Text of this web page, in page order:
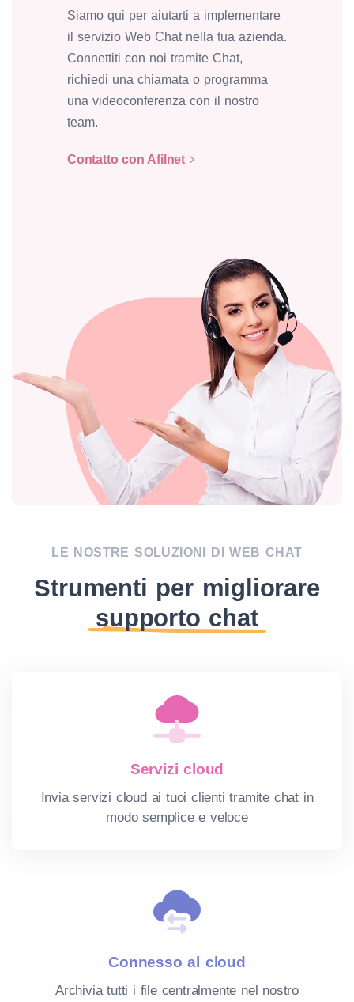
Siamo qui per aiutarti a implementare
il servizio Web Chat nella tua azienda.
Connettiti con noi tramite Chat,
richiedi una chiamata o programma
una videoconferenza con il nostro
team.
Contatto con Afilnet
LE NOSTRE SOLUZIONI DI WEB CHAT
Strumenti per migliorare
supporto chat
Servizi cloud
Invia servizi cloud ai tuoi clienti tramite chat in
modo semplice e veloce
Connesso al cloud
Archivia tutti i file centralmente nel nostro